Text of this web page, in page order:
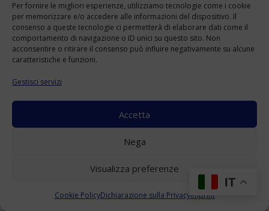
Per fornire le migliori esperienze, utilizziamo tecnologie come i cookie
per memorizzare e/o accedere alle informazioni del dispositivo. Il
consenso a queste tecnologie ci permetterà di elaborare dati come il
comportamento di navigazione o ID unici su questo sito. Non
acconsentire o ritirare il consenso può influire negativamente su alcune
caratteristiche e funzioni.
Gestisci servizi
Accetta
Nega
Visualizza preferenze
Cookie PolicyDichiarazione sulla PrivacyImprint
A4
Accedi per visualizzare i prezziIT